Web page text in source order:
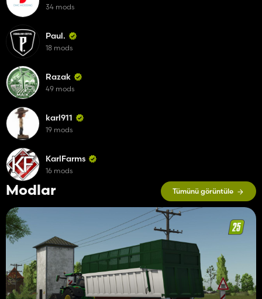
Modlar Tümünü görüntüle
34 mods
Paul.
18 mods
Razak
49 mods
karl911
19 mods
KarlFarms
16 mods